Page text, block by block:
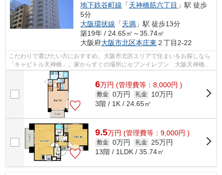
地下鉄谷町線 「天神橋筋六丁目 」駅 徒歩
5分
大阪環状線 「天満 」駅 徒歩13分
築19年 / 24.65㎡～35.74㎡
大阪府大阪市北区本庄東 ２丁目2-22
こだわりで選びたい方におすすめ。大阪市北区エリアで住まいをお探しなら
「キャピトル天神橋」。家からすぐの場所にセブンイレブン 大阪天神橋8
丁目店があります。家でパソコンを使い...
6万円 (管理費等：8,000円 )
敷金 0万円 礼金
10万円
3階 / 1K / 24.65㎡
9.5万円 (管理費等：9,000円 )
敷金 0万円 礼金 25万円
13階 / 1LDK / 35.74㎡